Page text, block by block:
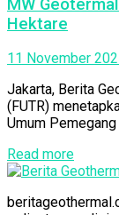
MW
Hektare
11 November
Jakarta, Berita
(FUTR)
Umum Pemegang
Read more